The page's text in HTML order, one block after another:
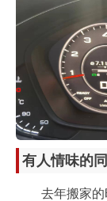
有人情味的
去年搬家